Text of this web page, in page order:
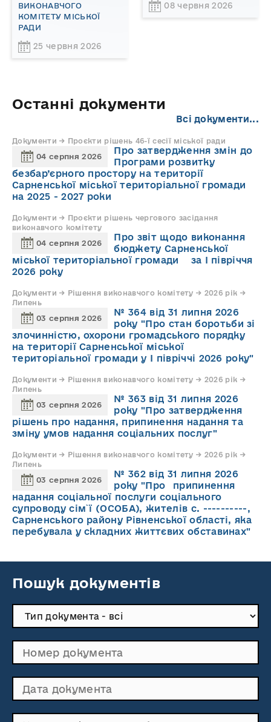
ВИКОНАВЧОГО
КОМІТЕТУ МІСЬКОЇ
РАДИ
25 червня 2026
08 червня 2026
Останні документи
Всі документи...
Документи → Проєкти рішень 46-ї сесії міської ради
04 серпня 2026
Про затвердження змін до
Програми розвитку
безбар’єрного простору на території
Сарненської міської територіальної громади
на 2025 - 2027 роки
Документи → Проєкти рішень чергового засідання
виконавчого комітету
04 серпня 2026
Про звіт щодо виконання
бюджету Сарненської
міської територіальної громади за І півріччя
2026 року
Документи → Рішення виконавчого комітету → 2026 рік →
Липень
03 серпня 2026
№ 364 від 31 липня 2026
року "Про стан боротьби зі
злочинністю, охорони громадського порядку
на території Сарненської міської
територіальної громади у І півріччі 2026 року"
Документи → Рішення виконавчого комітету → 2026 рік →
Липень
03 серпня 2026
№ 363 від 31 липня 2026
року "Про затвердження
рішень про надання, припинення надання та
зміну умов надання соціальних послуг"
Документи → Рішення виконавчого комітету → 2026 рік →
Липень
03 серпня 2026
№ 362 від 31 липня 2026
року "Про припинення
надання соціальної послуги соціального
супроводу cім`ї (ОСОБА), жителів с. ----------,
Сарненського району Рівненської області, яка
перебувала у складних життєвих обставинах"
Пошук документів